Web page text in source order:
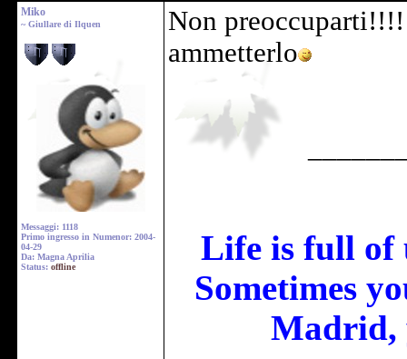
Miko
~ Giullare di Ilquen
Messaggi: 1118
Primo ingresso in Numenor: 2004-
04-29
Da: Magna Aprilia
Status: offline
Non
ammetterlo
Life is full of
Sometimes
Madrid,